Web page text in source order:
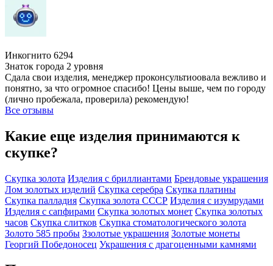
Инкогнито 6294
Знаток города 2 уровня
Сдала свои изделия, менеджер проконсультиоовала вежливо и
понятно, за что огромное спасибо! Цены выше, чем по городу
(лично пробежала, проверила) рекомендую!
Все отзывы
Какие еще изделия принимаются к
скупке?
Скупка золота Изделия с бриллиантами Брендовые украшения
Лом золотых изделий Скупка серебра Скупка платины
Скупка палладия Скупка золота СССР Изделия с изумрудами
Изделия с сапфирами Скупка золотых монет Скупка золотых
часов Скупка слитков Скупка стоматологического золота
Золото 585 пробы Ззолотые украшения Золотые монеты
Георгий Победоносец Украшения с драгоценными камнями